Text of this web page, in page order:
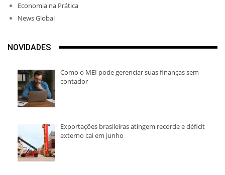
Economia na Prática
News Global
NOVIDADES
Como o MEI pode gerenciar suas finanças sem
contador
Exportações brasileiras atingem recorde e déficit
externo cai em junho